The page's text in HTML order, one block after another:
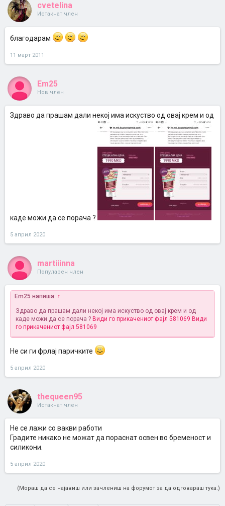
cvetelina
Истакнат член
благодарам
11 март 2011
Em25
Нов член
Здраво да прашам дали некој има искуство од овај крем и од
каде можи да се порача ?
5 април 2020
martiiinna
Популарен член
Em25 напиша: ↑
Здраво да прашам дали некој има искуство од овај крем и од
каде можи да се порача ? Види го прикачениот фајл 581069 Види
го прикачениот фајл 581069
Не си ги фрлај паричките
5 април 2020
thequeen95
Истакнат член
Не се лажи со вакви работи
Градите никако не можат да пораснат освен во бременост и
силикони.
5 април 2020
(Мораш да се најавиш или зачлениш на форумот за да одговараш тука.)